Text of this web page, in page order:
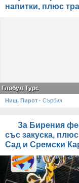
напитки, плюс
Глобул Турс
Ниш, Пирот · Сърбия
За Бирения
със закуска,
Сад и Сремски